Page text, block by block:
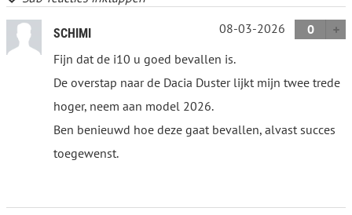
SCHIMI 08-03-2026
0
Fijn dat de i10 u goed bevallen is.
De overstap naar de Dacia Duster lijkt mijn twee trede
hoger, neem aan model 2026.
Ben benieuwd hoe deze gaat bevallen, alvast succes
toegewenst.